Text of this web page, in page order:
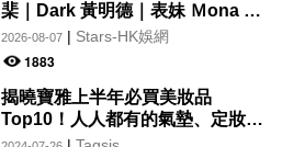
棐｜Dark 黃明德｜表妹 Ｍona 8
月29日起登陸L5維港空中花園 |
wwwtc mall 首度呈獻「Music
2026-08-07| Stars-HK娛網
1883
揭曉寶雅上半年必買美妝品
Top10！人人都有的氣墊、定妝噴
霧、保養品～幫你找到最值得入手